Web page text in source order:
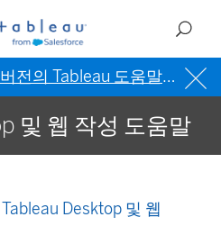
전의 Tableau 도움말을 참조
및 웹 작성 도움말
Tableau Desktop 및 웹